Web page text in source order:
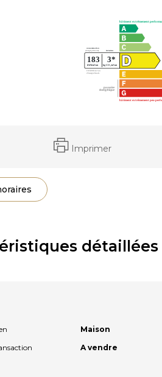
Imprimer
détaillées
Maison
A vendre